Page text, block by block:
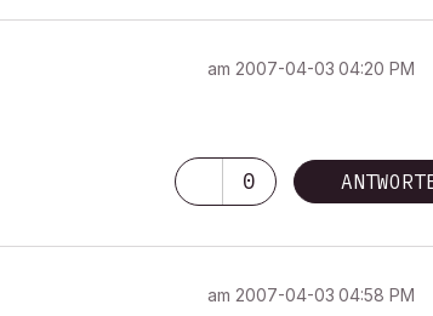
am ‎2007-04-03 04:20 PM
0
am ‎2007-04-03 04:58 PM